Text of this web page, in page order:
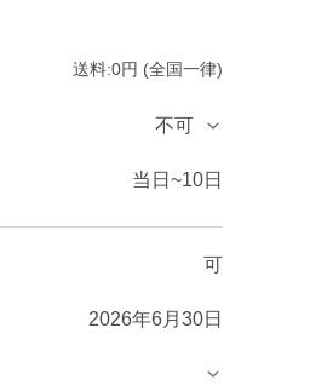
送料:0円 (全国一律)
不可
当日~10日
可
2026年6月30日